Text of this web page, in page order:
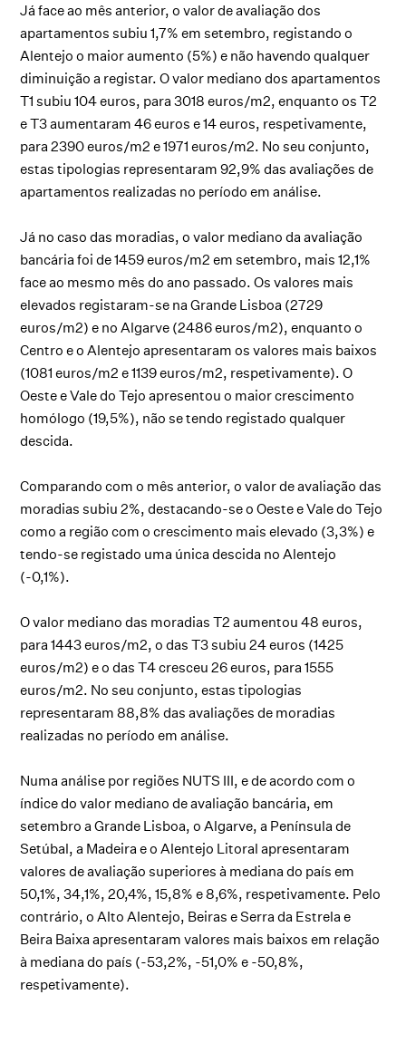
Já face ao mês anterior, o valor de avaliação dos
apartamentos subiu 1,7% em setembro, registando o
Alentejo o maior aumento (5%) e não havendo qualquer
diminuição a registar. O valor mediano dos apartamentos
T1 subiu 104 euros, para 3018 euros/m2, enquanto os T2
e T3 aumentaram 46 euros e 14 euros, respetivamente,
para 2390 euros/m2 e 1971 euros/m2. No seu conjunto,
estas tipologias representaram 92,9% das avaliações de
apartamentos realizadas no período em análise.
Já no caso das moradias, o valor mediano da avaliação
bancária foi de 1459 euros/m2 em setembro, mais 12,1%
face ao mesmo mês do ano passado. Os valores mais
elevados registaram-se na Grande Lisboa (2729
euros/m2) e no Algarve (2486 euros/m2), enquanto o
Centro e o Alentejo apresentaram os valores mais baixos
(1081 euros/m2 e 1139 euros/m2, respetivamente). O
Oeste e Vale do Tejo apresentou o maior crescimento
homólogo (19,5%), não se tendo registado qualquer
descida.
Comparando com o mês anterior, o valor de avaliação das
moradias subiu 2%, destacando-se o Oeste e Vale do Tejo
como a região com o crescimento mais elevado (3,3%) e
tendo-se registado uma única descida no Alentejo
(-0,1%).
O valor mediano das moradias T2 aumentou 48 euros,
para 1443 euros/m2, o das T3 subiu 24 euros (1425
euros/m2) e o das T4 cresceu 26 euros, para 1555
euros/m2. No seu conjunto, estas tipologias
representaram 88,8% das avaliações de moradias
realizadas no período em análise.
Numa análise por regiões NUTS III, e de acordo com o
índice do valor mediano de avaliação bancária, em
setembro a Grande Lisboa, o Algarve, a Península de
Setúbal, a Madeira e o Alentejo Litoral apresentaram
valores de avaliação superiores à mediana do país em
50,1%, 34,1%, 20,4%, 15,8% e 8,6%, respetivamente. Pelo
contrário, o Alto Alentejo, Beiras e Serra da Estrela e
Beira Baixa apresentaram valores mais baixos em relação
à mediana do país (-53,2%, -51,0% e -50,8%,
respetivamente).